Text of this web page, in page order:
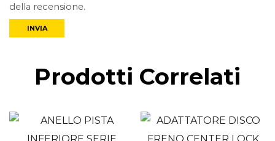
della recensione.
Prodotti Correlati